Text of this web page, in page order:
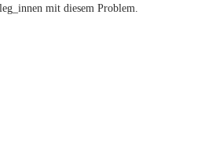
mit diesem Problem.